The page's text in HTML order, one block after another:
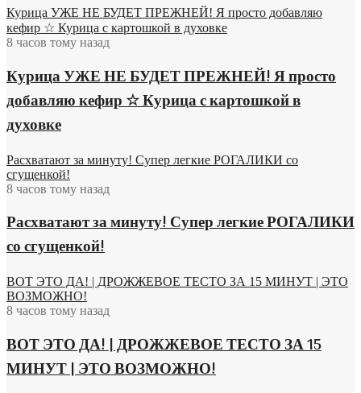
Курица УЖЕ НЕ БУДЕТ ПРЕЖНЕЙ! Я просто добавляю
кефир ☆ Курица с картошкой в духовке
8 часов тому назад
Курица УЖЕ НЕ БУДЕТ ПРЕЖНЕЙ! Я просто
добавляю кефир ☆ Курица с картошкой в
духовке
Расхватают за минуту! Супер легкие РОГАЛИКИ со
сгущенкой!
8 часов тому назад
Расхватают за минуту! Супер легкие РОГАЛИКИ
со сгущенкой!
ВОТ ЭТО ДА! | ДРОЖЖЕВОЕ ТЕСТО ЗА 15 МИНУТ | ЭТО
ВОЗМОЖНО!
8 часов тому назад
ВОТ ЭТО ДА! | ДРОЖЖЕВОЕ ТЕСТО ЗА 15
МИНУТ | ЭТО ВОЗМОЖНО!